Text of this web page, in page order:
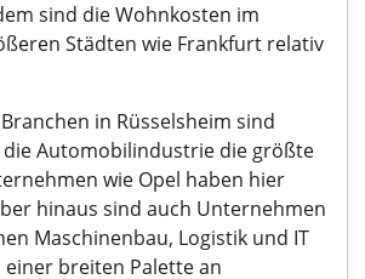
sind die Wohnkosten im
Städten wie Frankfurt relativ
in Rüsselsheim sind
Automobilindustrie die größte
wie Opel haben hier
hinaus sind auch Unternehmen
Maschinenbau, Logistik und IT
einer breiten Palette an